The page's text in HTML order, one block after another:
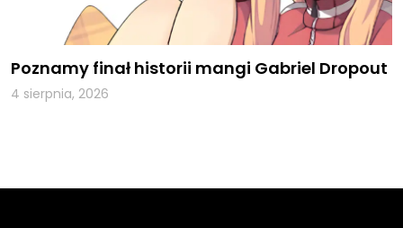
Poznamy finał historii mangi Gabriel Dropout
4 sierpnia, 2026